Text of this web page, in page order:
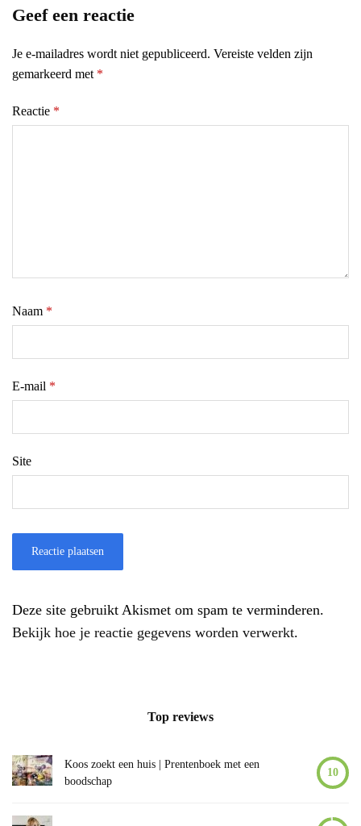
Geef een reactie
Je e-mailadres wordt niet gepubliceerd. Vereiste velden zijn
gemarkeerd met *
Reactie *
Naam *
E-mail *
Site
Deze site gebruikt Akismet om spam te verminderen.
Bekijk hoe je reactie gegevens worden verwerkt.
Top reviews
Koos zoekt een huis | Prentenboek met een
boodschap
10